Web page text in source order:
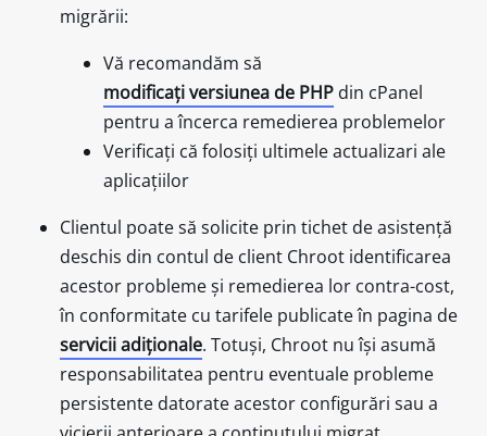
migrării:
Vă recomandăm să
modificați versiunea de PHP din cPanel
pentru a încerca remedierea problemelor
Verificați că folosiți ultimele actualizari ale
aplicațiilor
Clientul poate să solicite prin tichet de asistență
deschis din contul de client Chroot identificarea
acestor probleme și remedierea lor contra-cost,
în conformitate cu tarifele publicate în pagina de
servicii adiționale. Totuși, Chroot nu își asumă
responsabilitatea pentru eventuale probleme
persistente datorate acestor configurări sau a